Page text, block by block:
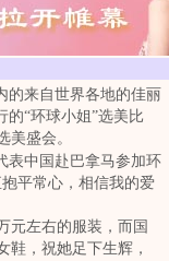
的来自世界各地的佳丽
的“环球小姐”选美比
美盛会。
表中国赴巴拿马参加环
平常心，相信我的爱
左右的服装，而国
鞋，祝她足下生辉，